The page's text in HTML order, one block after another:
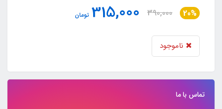
20%
390,000
315,000 تومان
ناموجود
تماس با ما